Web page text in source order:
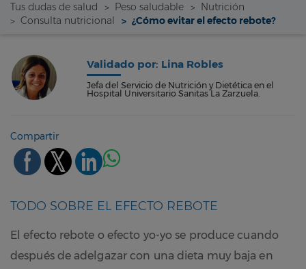
Tus dudas de salud Peso saludable
Nutrición
Consulta nutricional
¿Cómo evitar el efecto rebote?
Validado por: Lina Robles
Jefa del Servicio de Nutrición y Dietética en el
Hospital Universitario Sanitas La Zarzuela.
Compartir
TODO SOBRE EL EFECTO REBOTE
El efecto rebote o efecto yo-yo se produce cuando
después de adelgazar con una dieta muy baja en